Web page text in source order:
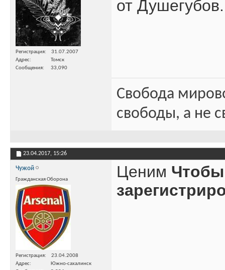
Регистрация
31.07.2007
Адрес
Томск
Сообщения
33,090
от Душегубов.
Свобода
свободы, а не
23.04.2017, 15:26
Чужой
Гражданская Оборона
Регистрация
23.04.2008
Адрес
Южно-сахалинск
Ценим